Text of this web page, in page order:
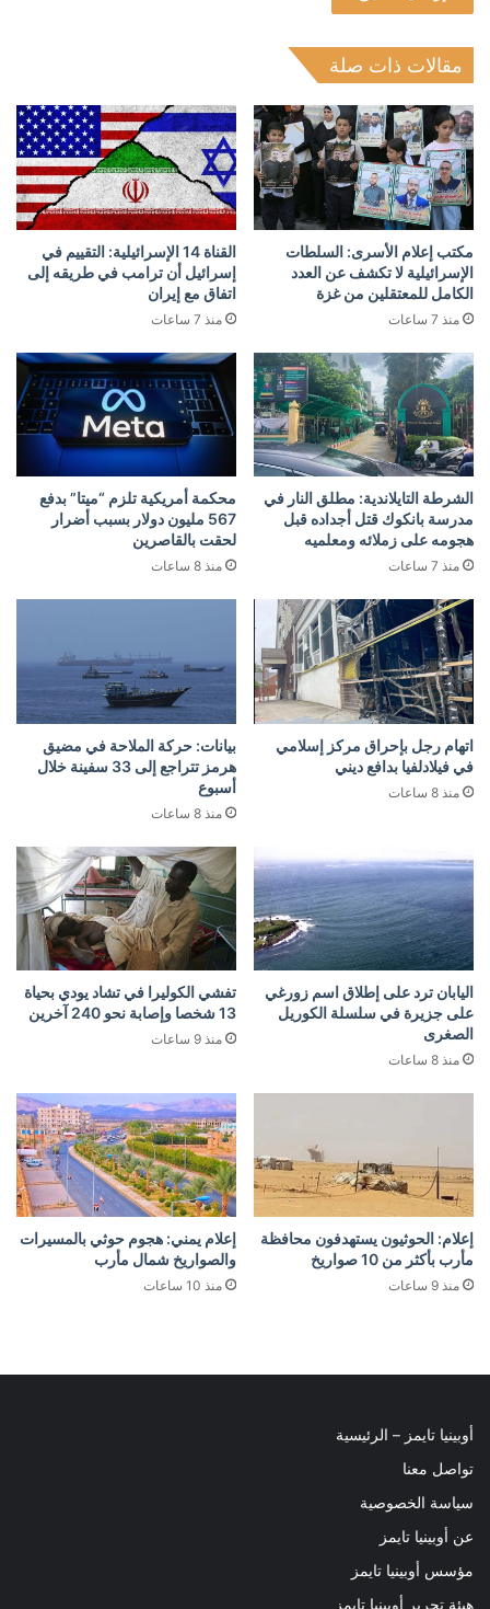
مقالات ذات صلة
مكتب إعلام الأسرى: السلطات
الإسرائيلية لا تكشف عن العدد
الكامل للمعتقلين من غزة
منذ 7 ساعات
القناة 14 الإسرائيلية: التقييم في
إسرائيل أن ترامب في طريقه إلى
اتفاق مع إيران
منذ 7 ساعات
الشرطة التايلاندية: مطلق النار في
مدرسة بانكوك قتل أجداده قبل
هجومه على زملائه ومعلميه
منذ 7 ساعات
محكمة أمريكية تلزم “ميتا” بدفع
567 مليون دولار بسبب أضرار
لحقت بالقاصرين
منذ 8 ساعات
اتهام رجل بإحراق مركز إسلامي
في فيلادلفيا بدافع ديني
منذ 8 ساعات
بيانات: حركة الملاحة في مضيق
هرمز تتراجع إلى 33 سفينة خلال
أسبوع
منذ 8 ساعات
اليابان ترد على إطلاق اسم زورغي
على جزيرة في سلسلة الكوريل
الصغرى
منذ 8 ساعات
تفشي الكوليرا في تشاد يودي بحياة
13 شخصا وإصابة نحو 240 آخرين
منذ 9 ساعات
إعلام: الحوثيون يستهدفون محافظة
مأرب بأكثر من 10 صواريخ
منذ 9 ساعات
إعلام يمني: هجوم حوثي بالمسيرات
والصواريخ شمال مأرب
منذ 10 ساعات
أوبينيا تايمز – الرئيسية
تواصل معنا
سياسة الخصوصية
عن أوبينيا تايمز
مؤسس أوبينيا تايمز
هيئة تحرير أوبينيا تايمز